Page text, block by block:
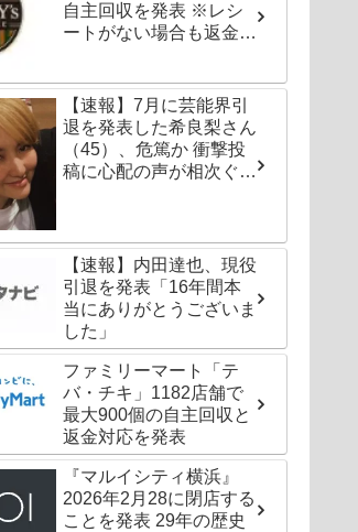
自主回収を発表 ※レシ
ートがない場合も返金対
【速報】7月に芸能界引
退を発表した希良梨さん
（45）、危篤か 衝撃投
稿に心配の声が相次ぐ
【速報】内田達也、現役
引退を発表「16年間本
当にありがとうございま
した」
ファミリーマート「テ
バ・チキ」1182店舗で
最大900個の自主回収と
返金対応を発表
『マルイシティ横浜』
2026年2月28に閉店する
ことを発表 29年の歴史